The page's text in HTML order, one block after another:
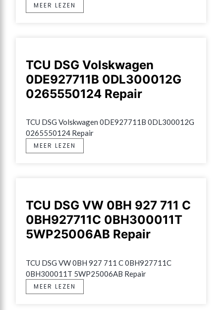
MEER LEZEN
TCU DSG Volskwagen
0DE927711B 0DL300012G
0265550124 Repair
TCU DSG Volskwagen 0DE927711B 0DL300012G
0265550124 Repair
MEER LEZEN
TCU DSG VW 0BH 927 711 C
0BH927711C 0BH300011T
5WP25006AB Repair
TCU DSG VW 0BH 927 711 C 0BH927711C
0BH300011T 5WP25006AB Repair
MEER LEZEN